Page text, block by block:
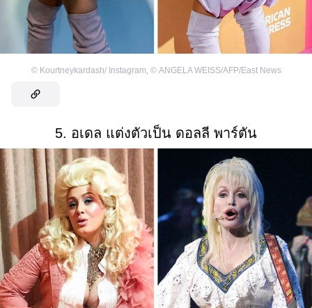
© Kourtneykardash/ Instagram, © ANGELA WEISS/AFP/East News
5. อเดล แต่งตัวเป็น ดอลลี พาร์ตัน